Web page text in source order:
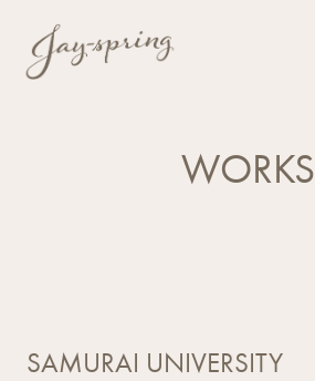
WORKS
SAMURAI UNIVERSITY